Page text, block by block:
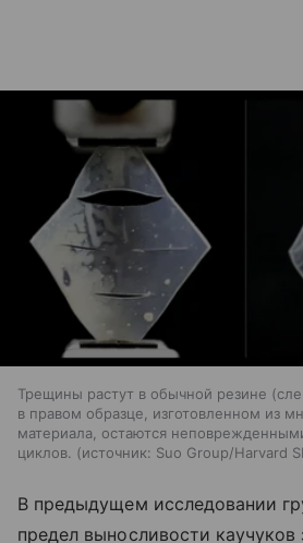
Трещины растут в обычной резине
в правом образце, изготовленном из
материала, остаются
циклов.
источник: Suo Group/Harvard
В предыдущем исследовании
предел выносливости каучуков